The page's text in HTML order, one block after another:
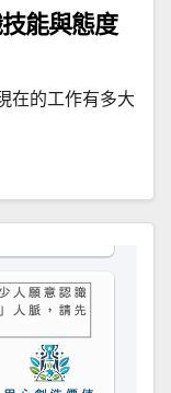
能與態度
在的工作有多大